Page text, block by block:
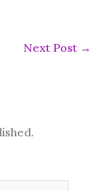
Next Post →